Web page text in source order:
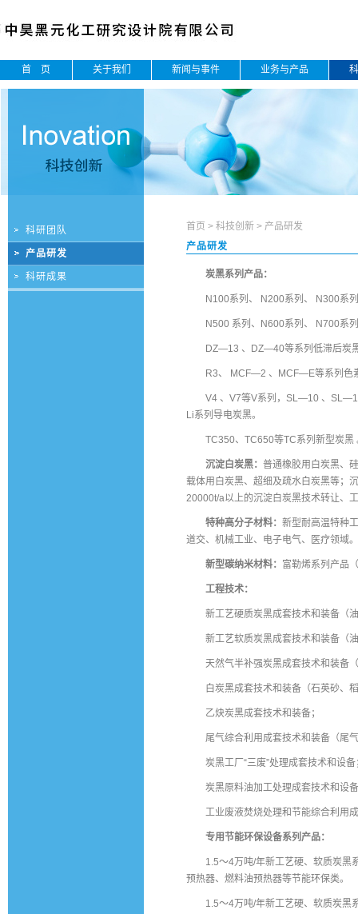
首 页 关于我们 新闻与事件 业务与产品
科研团队
产品研发
科研成果
首页 > 科技创新> 产品研发
产品研发
炭黑系列产品：
N100系列、 N200系列、 N300系
N500 系列、N600系列、 N700系
DZ—13 、DZ—40等系列低滞后炭
R3、 MCF—2 、MCF—E等系列色
V4 、V7等V系列，SL—10 、
Li系列导电炭黑。
TC350、TC650等TC系列新型炭黑
沉淀白炭黑： 普通橡胶用白炭黑、
载体用白炭黑、超细及疏水白炭黑等；
20000t/a以上的沉淀白炭黑技术转让、
特种高分子材料： 新型耐高温特种
道交、机械工业、电子电气、医疗领域。
新型碳纳米材料： 富勒烯系列产品
工程技术：
新工艺硬质炭黑成套技术和装备
新工艺软质炭黑成套技术和装备
天然气半补强炭黑成套技术和装备
白炭黑成套技术和装备（石英砂、
乙炔炭黑成套技术和装备；
尾气综合利用成套技术和装备（尾
炭黑工厂“三废”处理成套技术和设备
炭黑原料油加工处理成套技术和设
工业废液焚烧处理和节能综合利用
专用节能环保设备系列产品：
1.5～4万吨/年新工艺硬、软质炭黑
预热器、燃料油预热器等节能环保类。
1.5～4万吨/年新工艺硬、软质炭黑